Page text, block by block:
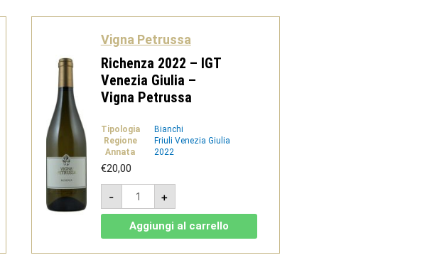
Petrussa
Vigna Petrussa
Richenza 2022 – IGT
Venezia Giulia –
Vigna Petrussa
Tipologia
Bianchi
Regione
Friuli Venezia Giulia
Annata
2022
€20,00
-
Richenza
2022
-
IGT
Venezia
Giulia
-
+
Aggiungi al carrello